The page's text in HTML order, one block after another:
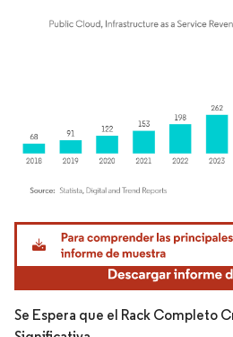
Imagen © Mordor Intelligence. El uso
Se Espera que el Rack Completo